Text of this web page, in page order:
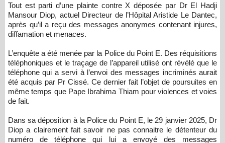
Tout est parti d’une plainte contre X déposée par Dr El Hadji
Mansour Diop, actuel Directeur de l’Hôpital Aristide Le Dantec,
après qu’il a reçu des messages anonymes contenant injures,
diffamation et menaces.
L’enquête a été menée par la Police du Point E. Des réquisitions
téléphoniques et le traçage de l’appareil utilisé ont révélé que le
téléphone qui a servi à l’envoi des messages incriminés aurait
été acquis par Pr Cissé. Ce dernier fait l’objet de poursuites en
même temps que Pape Ibrahima Thiam pour violences et voies
de fait.
Dans sa déposition à la Police du Point E, le 29 janvier 2025, Dr
Diop a clairement fait savoir ne pas connaitre le détenteur du
numéro de téléphone qui lui a envoyé des messages